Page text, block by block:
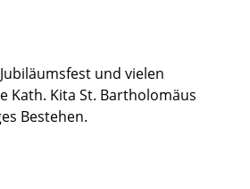
und vielen
Kath. Kita St. Bartholomäus
Bestehen.